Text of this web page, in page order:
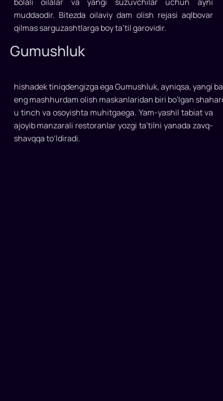
muddaodir. Bitezda oilaviy dam olish rejasi aqlbovar
qilmas sarguzashtlarga boy ta’til garovidir.
Gumushluk
hishadek tiniqdengizga ega Gumushluk, ayniqsa, yangi
eng mashhurdam olish maskanlaridan biri bo'lgan
u tinch va osoyishta muhitgaega. Yam-yashil tabiat va
ajoyib manzarali restoranlar yozgi ta'tilni yanada zavq-
shavqqa to‘ldiradi.